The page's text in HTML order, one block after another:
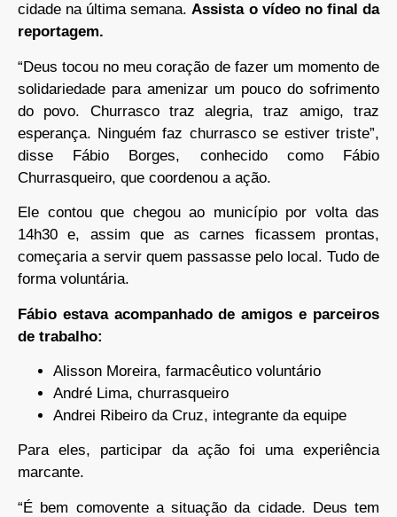
cidade na última semana.Assista o vídeo no final da
reportagem.
“Deus tocou no meu coração de fazer um momento de
solidariedade para amenizar um pouco do sofrimento
do povo. Churrasco traz alegria, traz amigo, traz
esperança. Ninguém faz churrasco se estiver triste”,
disse Fábio Borges, conhecido como Fábio
Churrasqueiro, que coordenou a ação.
Ele contou que chegou ao município por volta das
14h30 e, assim que as carnes ficassem prontas,
começaria a servir quem passasse pelo local. Tudo de
forma voluntária.
Fábio estava acompanhado de amigos e parceiros
de trabalho:
Alisson Moreira, farmacêutico voluntário
André Lima, churrasqueiro
Andrei Ribeiro da Cruz, integrante da equipe
Para eles, participar da ação foi uma experiência
marcante.
“É bem comovente a situação da cidade. Deus tem